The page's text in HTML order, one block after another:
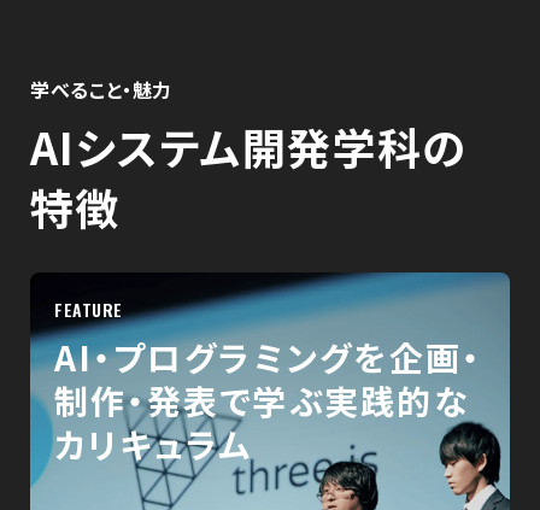
学べること・魅力
AIシステム開発学科の
特徴
FEATURE
AI・プログラミングを企画・
制作・発表で学ぶ実践的な
カリキュラム